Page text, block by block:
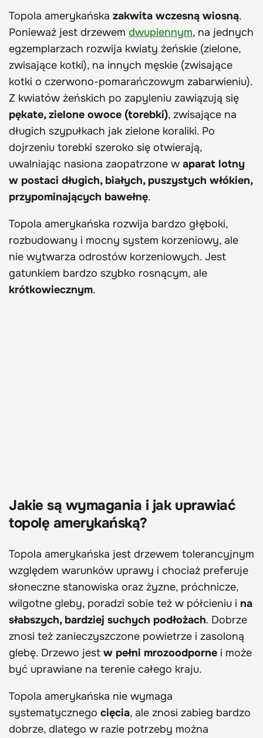
Topola amerykańska zakwita wczesną wiosną.
Ponieważ jest drzewem dwupiennym, na jednych
egzemplarzach rozwija kwiaty żeńskie (zielone,
zwisające kotki), na innych męskie (zwisające
kotki o czerwono-pomarańczowym zabarwieniu).
Z kwiatów żeńskich po zapyleniu zawiązują się
pękate, zielone owoce (torebki), zwisające na
długich szypułkach jak zielone koraliki. Po
dojrzeniu torebki szeroko się otwierają,
uwalniając nasiona zaopatrzone w aparat lotny
w postaci długich, białych, puszystych włókien,
przypominających bawełnę.
Topola amerykańska rozwija bardzo głęboki,
rozbudowany i mocny system korzeniowy, ale
nie wytwarza odrostów korzeniowych. Jest
gatunkiem bardzo szybko rosnącym, ale
krótkowiecznym.
Jakie są wymagania i jak uprawiać
topolę amerykańską?
Topola amerykańska jest drzewem tolerancyjnym
względem warunków uprawy i chociaż preferuje
słoneczne stanowiska oraz żyzne, próchnicze,
wilgotne gleby, poradzi sobie też w półcieniu i na
słabszych, bardziej suchych podłożach. Dobrze
znosi też zanieczyszczone powietrze i zasoloną
glebę. Drzewo jest w pełni mrozoodporne i może
być uprawiane na terenie całego kraju.
Topola amerykańska nie wymaga
systematycznego cięcia, ale znosi zabieg bardzo
dobrze, dlatego w razie potrzeby można